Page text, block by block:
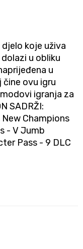
koje uživa
u obliku
u
ovu igru
igranja za
SADRŽI:
Champions
- V Jumb
Pass - 9 DLC